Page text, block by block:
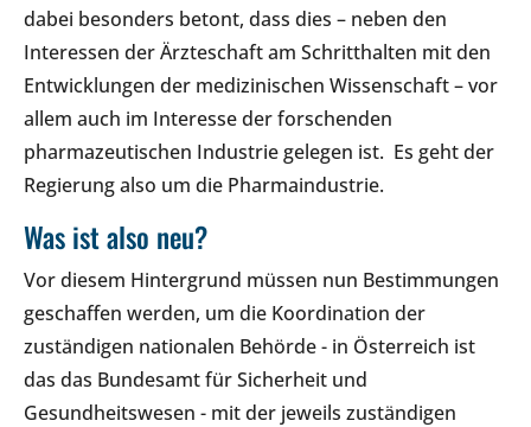
dabei besonders betont, dass dies – neben den
Interessen der Ärzteschaft am Schritthalten mit den
Entwicklungen der medizinischen Wissenschaft – vor
allem auch im Interesse der forschenden
pharmazeutischen Industrie gelegen ist. Es geht der
Regierung also um die Pharmaindustrie.
Was ist also neu?
Vor diesem Hintergrund müssen nun Bestimmungen
geschaffen werden, um die Koordination der
zuständigen nationalen Behörde - in Österreich ist
das das Bundesamt für Sicherheit und
Gesundheitswesen - mit der jeweils zuständigen